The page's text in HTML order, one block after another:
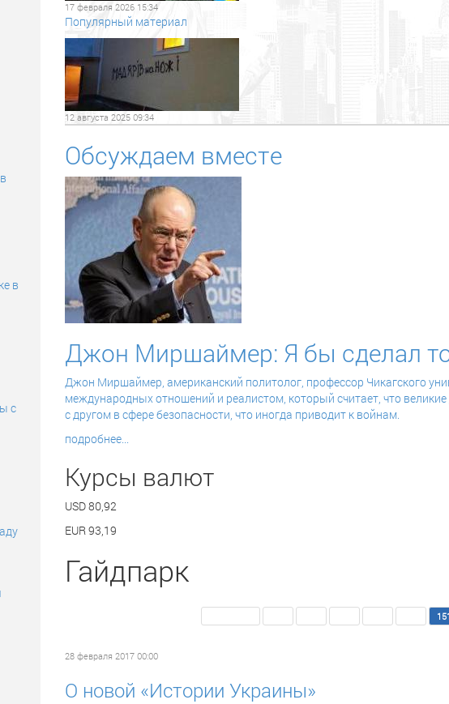
в
с
17 февраля 2026 15:34
Популярный материал
12 августа 2025 09:34
Обсуждаем вместе
Джон Миршаймер: Я бы сделал
Джон Миршаймер, американский политолог, профессор Чикагского
международных отношений и реалистом, который считает, что
с другом в сфере безопасности, что иногда приводит к войнам.
подробнее...
Курсы валют
USD80,92
EUR93,19
Гайдпарк
151
28 февраля 2017 00:00
О новой «Истории Украины»